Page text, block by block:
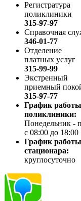
Регистратура
поликлиники
315-97-97
Справочная
346-01-77
Отделение
платных услуг
315-99-99
Экстренный
приемный
315-97-77
График работы
поликлиники:
Понедельник -
с 08:00 до 18:00
График работы
стационара:
круглосуточно